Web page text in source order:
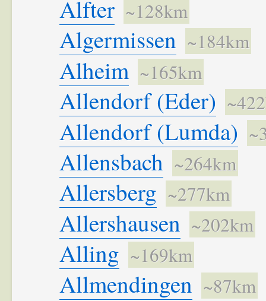
Alfter ~128km
Algermissen ~184km
Alheim ~165km
Allendorf (Eder)
Allendorf (Lumda)
Allensbach ~264km
Allersberg ~277km
Allershausen ~202km
Alling ~169km
Allmendingen ~87km